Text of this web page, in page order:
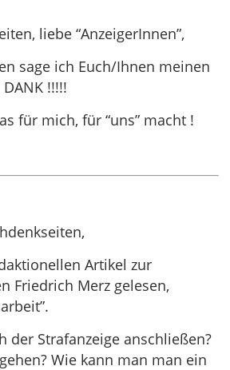
liebe “AnzeigerInnen”,
sage ich Euch/Ihnen meinen
!!!!!
für mich, für “uns” macht !
Artikel zur
Friedrich Merz gelesen,
der Strafanzeige anschließen?
Wie kann man man ein